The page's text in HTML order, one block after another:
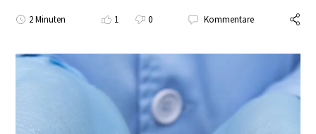
2 Minuten 1 0 Kommentare